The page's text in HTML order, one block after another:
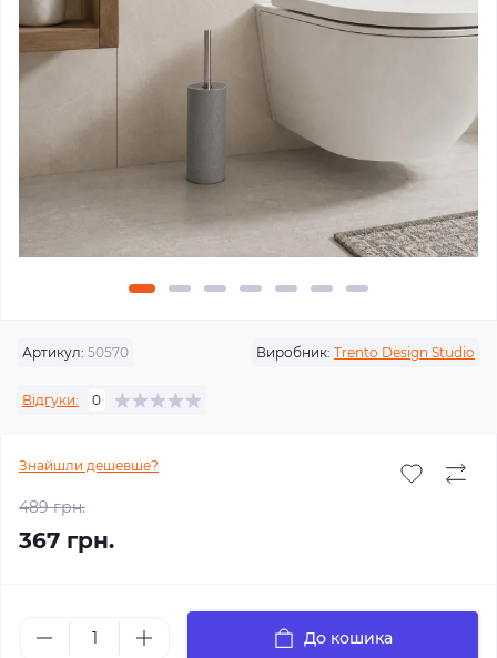
Артикул: 50570 Виробник: Trento Design Studio
Відгуки: 0
Знайшли дешевше?
489 грн.
367 грн.
До кошика